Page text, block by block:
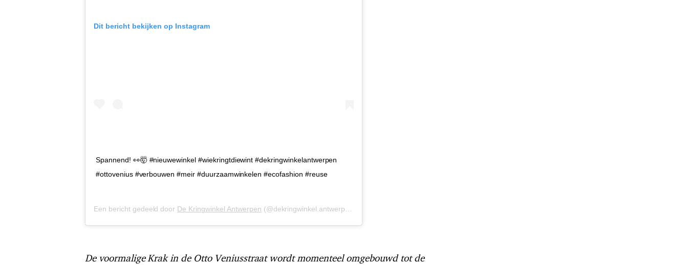
Dit bericht bekijken op Instagram
Spannend! 👀🤯 #nieuwewinkel #wiekringtdiewint #dekringwinkelantwerpen
#ottovenius #verbouwen #meir #duurzaamwinkelen #ecofashion #reuse
Een bericht gedeeld door De Kringwinkel Antwerpen (@dekringwinkel.antwerpen) op
De voormalige Krak in de Otto Veniusstraat wordt momenteel omgebouwd tot de